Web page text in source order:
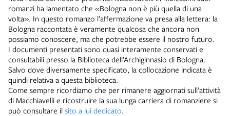
romanzi ha lamentato che «Bologna non è più quella di una
volta». In questo romanzo l’affermazione va presa alla lettera: la
Bologna raccontata è veramente qualcosa che ancora non
possiamo conoscere, ma che potrebbe essere il nostro futuro.
I documenti presentati sono quasi interamente conservati e
consultabili presso la Biblioteca dell’Archiginnasio di Bologna.
Salvo dove diversamente specificato, la collocazione indicata è
quindi relativa a questa biblioteca.
Come sempre ricordiamo che per rimanere aggiornati sull’attività
di Macchiavelli e ricostruire la sua lunga carriera di romanziere si
può consultare il sito a lui dedicato.